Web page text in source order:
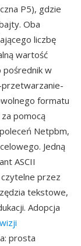
P5), gdzie
Oba
liczbę
wartość
pośrednik w
formatu
pomocą
Netpbm,
Jedną
ASCII
przez
tekstowe,
Adopcja
wizji
prosta